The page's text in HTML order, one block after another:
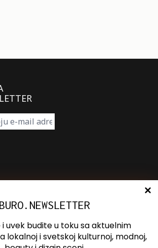
BURO.NEWSLETTER
i uvek budite u toku sa aktuelnim
lokalnoj i svetskoj kulturnoj, modnoj,